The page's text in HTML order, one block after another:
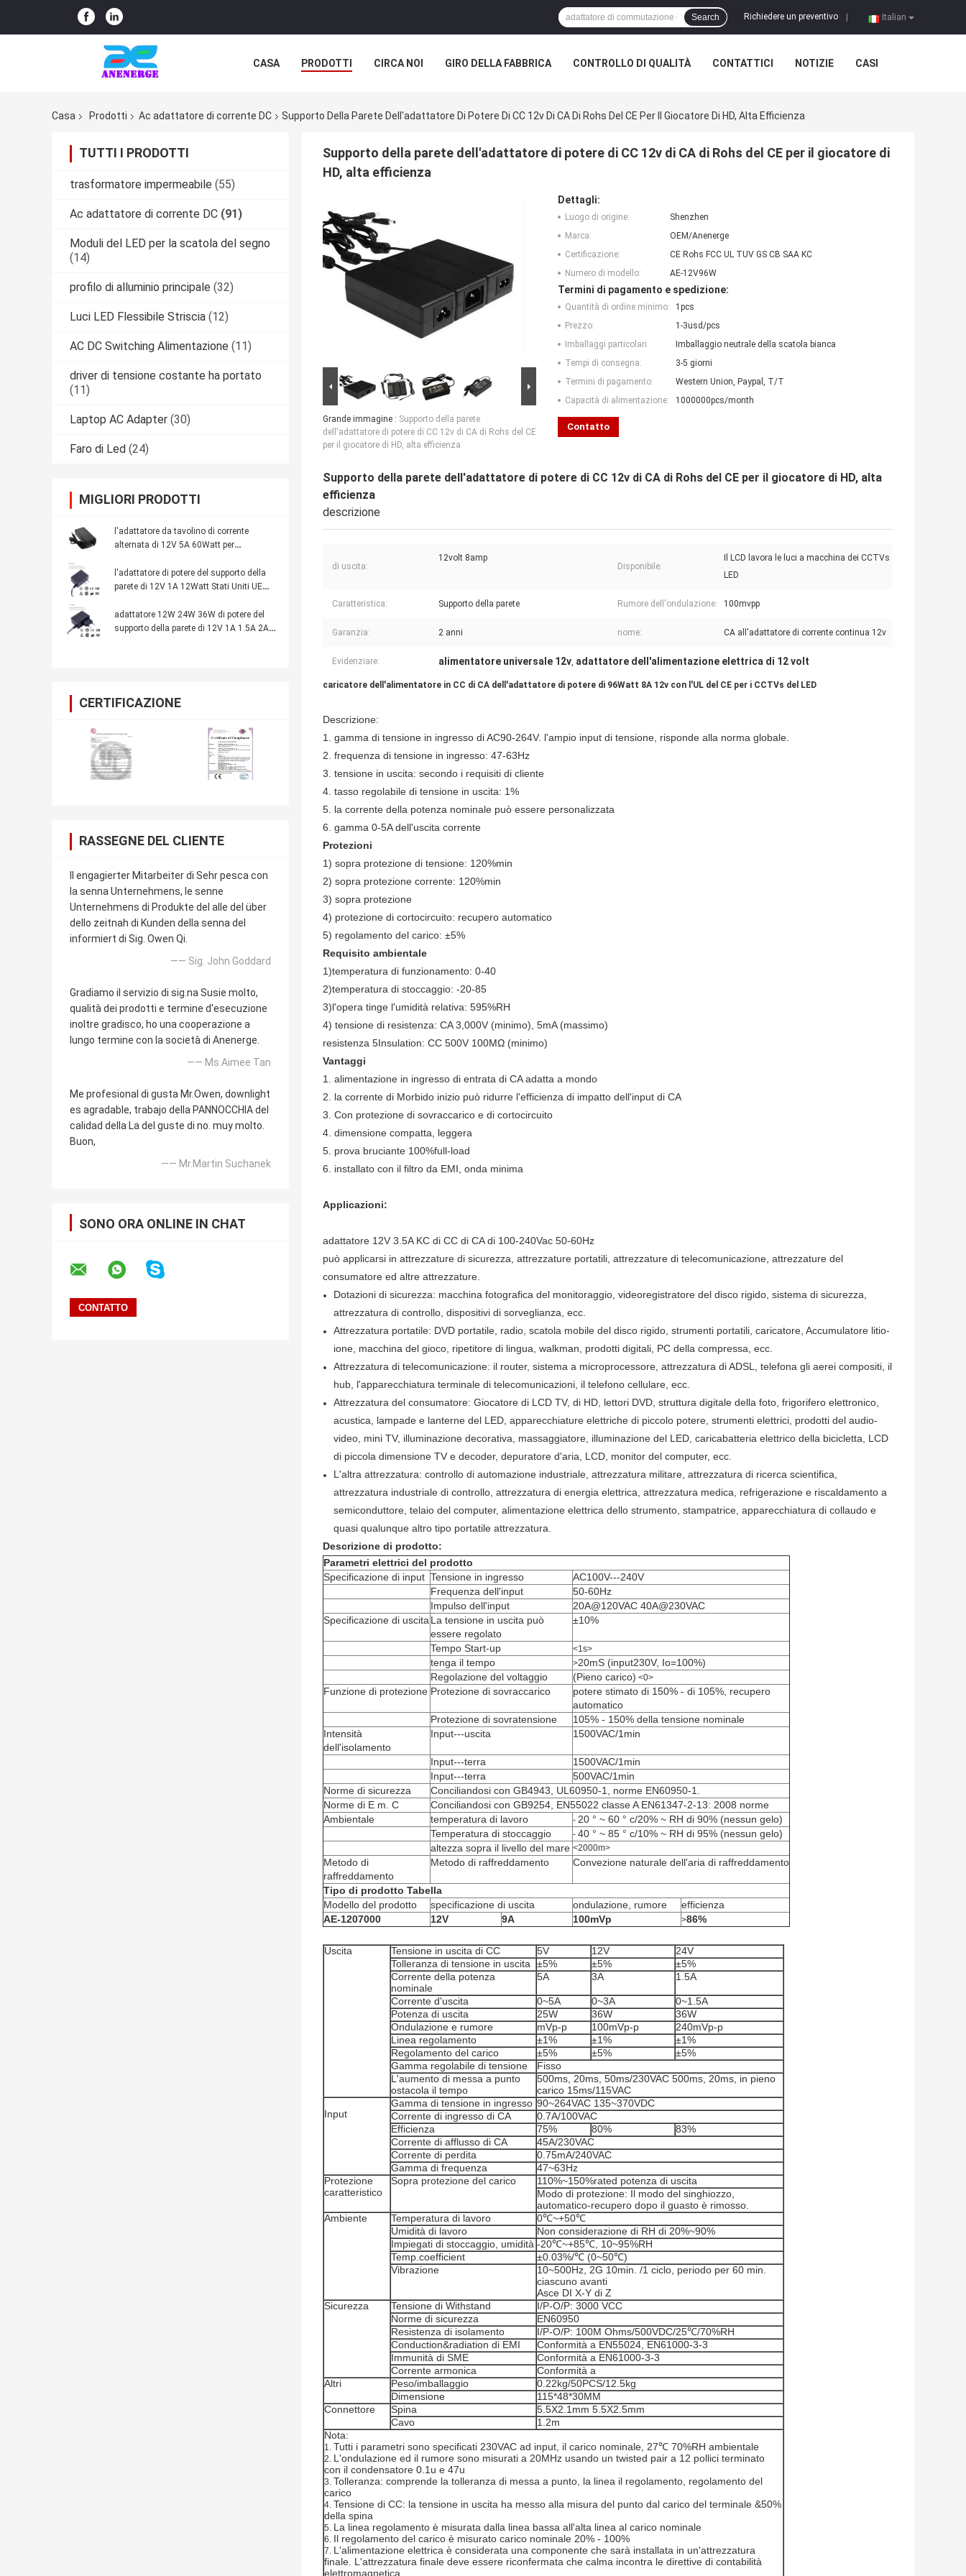
Italian
Richiedere un preventivo
Search
CASA PRODOTTI CIRCA NOI GIRO DELLA FABBRICA CONTROLLO DI QUALITÀ CONTATTICI NOTIZIE CASI
Casa Prodotti Ac adattatore di corrente DC Supporto Della Parete Dell'adattatore Di Potere Di CC 12v Di CA Di Rohs Del CE Per Il Giocatore Di HD, Alta Efficienza
TUTTI I PRODOTTI
trasformatore impermeabile (55)
Ac adattatore di corrente DC (91)
Moduli del LED per la scatola del segno
(14)
profilo di alluminio principale (32)
Luci LED Flessibile Striscia (12)
AC DC Switching Alimentazione (11)
driver di tensione costante ha portato
(11)
Laptop AC Adapter (30)
Faro di Led (24)
MIGLIORI PRODOTTI
l'adattatore da tavolino di corrente
alternata di 12V 5A 60Watt per
caricatore delle luci al neon 60Watt con
l'UL ETL GS del CE ha segnato
l'adattatore di potere del supporto della
parete di 12V 1A 12Watt Stati Uniti UE
la macchina fotografica del CCTV ha
condotto le luci al neon
adattatore 12W 24W 36W di potere del
supporto della parete di 12V 1A 1.5A 2A
CERTIFICAZIONE
RASSEGNE DEL CLIENTE
Il engagierter Mitarbeiter di Sehr pesca con
la senna Unternehmens, le senne
Unternehmens di Produkte del alle del über
dello zeitnah di Kunden della senna del
informiert di Sig. Owen Qi.
—— Sig. John Goddard
Gradiamo il servizio di sig.na Susie molto,
qualità dei prodotti e termine d'esecuzione
inoltre gradisco, ho una cooperazione a
lungo termine con la società di Anenerge.
—— Ms.Aimee Tan
Me profesional di gusta Mr.Owen, downlight
es agradable, trabajo della PANNOCCHIA del
calidad della La del guste di no. muy molto.
Buon,
—— Mr.Martin Suchanek
SONO ORA ONLINE IN CHAT
Supporto della parete dell'adattatore di potere di CC 12v di CA di Rohs del CE per il giocatore di
HD, alta efficienza
Grande immagine : Supporto della parete
dell'adattatore di potere di CC 12v di CA di Rohs del CE
per il giocatore di HD, alta efficienza
Dettagli:
Luogo di origine:
Shenzhen
Marca:
OEM/Anenerge
Certificazione:
CE Rohs FCC UL TUV GS CB SAA KC
Numero di modello:
AE-12V96W
Termini di pagamento e spedizione:
Quantità di ordine minimo:
1pcs
Prezzo:
1-3usd/pcs
Imballaggi particolari:
Imballaggio neutrale della scatola bianca
Tempi di consegna:
3-5 giorni
Termini di pagamento:
Western Union, Paypal, T/T
Capacità di alimentazione:
1000000pcs/month
Contatto
Supporto della parete dell'adattatore di potere di CC 12v di CA di Rohs del CE per il giocatore di HD, alta
efficienza
descrizione
di uscita:
12volt 8amp
Disponibile:
Il LCD lavora le luci a macchina dei CCTVs
LED
Caratteristica: Supporto della parete Rumore dell'ondulazione: 100mvpp
Garanzia: 2 anni nome: CA all'adattatore di corrente continua 12v
Evidenziare: alimentatore universale 12v, adattatore dell'alimentazione elettrica di 12 volt
caricatore dell'alimentatore in CC di CA dell'adattatore di potere di 96Watt 8A 12v con l'UL del CE per i CCTVs del LED
Descrizione:
1. gamma di tensione in ingresso di AC90-264V. l'ampio input di tensione, risponde alla norma globale.
2. frequenza di tensione in ingresso: 47-63Hz
3. tensione in uscita: secondo i requisiti di cliente
4. tasso regolabile di tensione in uscita: 1%
5. la corrente della potenza nominale può essere personalizzata
6. gamma 0-5A dell'uscita corrente
Protezioni
1) sopra protezione di tensione: 120%min
2) sopra protezione corrente: 120%min
3) sopra protezione
4) protezione di cortocircuito: recupero automatico
5) regolamento del carico: ±5%
Requisito ambientale
1)temperatura di funzionamento: 0-40
2)temperatura di stoccaggio: -20-85
3)l'opera tinge l'umidità relativa: 595%RH
4) tensione di resistenza: CA 3,000V (minimo), 5mA (massimo)
resistenza 5Insulation: CC 500V 100MΩ (minimo)
Vantaggi
1. alimentazione in ingresso di entrata di CA adatta a mondo
2. la corrente di Morbido inizio può ridurre l'efficienza di impatto dell'input di CA
3. Con protezione di sovraccarico e di cortocircuito
4. dimensione compatta, leggera
5. prova bruciante 100%full-load
6. installato con il filtro da EMI, onda minima
Applicazioni:
adattatore 12V 3.5A KC di CC di CA di 100-240Vac 50-60Hz
può applicarsi in attrezzature di sicurezza, attrezzature portatili, attrezzature di telecomunicazione, attrezzature del
consumatore ed altre attrezzature.
Dotazioni di sicurezza: macchina fotografica del monitoraggio, videoregistratore del disco rigido, sistema di sicurezza,
attrezzatura di controllo, dispositivi di sorveglianza, ecc.
Attrezzatura portatile: DVD portatile, radio, scatola mobile del disco rigido, strumenti portatili, caricatore, Accumulatore litio-
ione, macchina del gioco, ripetitore di lingua, walkman, prodotti digitali, PC della compressa, ecc.
Attrezzatura di telecomunicazione: il router, sistema a microprocessore, attrezzatura di ADSL, telefona gli aerei compositi, il
hub, l'apparecchiatura terminale di telecomunicazioni, il telefono cellulare, ecc.
Attrezzatura del consumatore: Giocatore di LCD TV, di HD, lettori DVD, struttura digitale della foto, frigorifero elettronico,
acustica, lampade e lanterne del LED, apparecchiature elettriche di piccolo potere, strumenti elettrici, prodotti del audio-
video, mini TV, illuminazione decorativa, massaggiatore, illuminazione del LED, caricabatteria elettrico della bicicletta, LCD
di piccola dimensione TV e decoder, depuratore d'aria, LCD, monitor del computer, ecc.
L'altra attrezzatura: controllo di automazione industriale, attrezzatura militare, attrezzatura di ricerca scientifica,
attrezzatura industriale di controllo, attrezzatura di energia elettrica, attrezzatura medica, refrigerazione e riscaldamento a
semiconduttore, telaio del computer, alimentazione elettrica dello strumento, stampatrice, apparecchiatura di collaudo e
quasi qualunque altro tipo portatile attrezzatura.
Descrizione di prodotto:
Parametri elettrici del prodotto
Specificazione di input Tensione in ingresso
AC100V---240V
Frequenza dell'input
50-60Hz
Impulso dell'input
20A@120VAC 40A@230VAC
Specificazione di uscitaLa tensione in uscita può
essere regolato
±10%
Tempo Start-up <1s>
tenga il tempo >20mS (input230V, Io=100%)
Regolazione del voltaggio
(Pieno carico) <0>
Funzione di protezione Protezione di sovraccarico
potere stimato di 150% - di 105%, recupero
automatico
Protezione di sovratensione
105% - 150% della tensione nominale
Intensità
dell'isolamento
Input---uscita 1500VAC/1min
Input---terra
1500VAC/1min
Input---terra
500VAC/1min
Norme di sicurezza
Conciliandosi con GB4943, UL60950-1, norme EN60950-1.
Norme di E m. C
Conciliandosi con GB9254, EN55022 classe A EN61347-2-13: 2008 norme
Ambientale
temperatura di lavoro - 20 ° ~ 60 ° c/20% ~ RH di 90% (nessun gelo)
Temperatura di stoccaggio
- 40 ° ~ 85 ° c/10% ~ RH di 95% (nessun gelo)
altezza sopra il livello del mare <2000m>
Metodo di
raffreddamento
Metodo di raffreddamento Convezione naturale dell'aria di raffreddamento
Tipo di prodotto Tabella
Modello del prodotto
specificazione di uscita ondulazione, rumore
efficienza
AE-1207000
12V 9A 100mVp >86%
Uscita Tensione in uscita di CC 5V 12V
24V
Tolleranza di tensione in uscita ±5% ±5%
±5%
Corrente della potenza
nominale
5A 3A 1.5A
Corrente d'uscita 0~5A 0~3A
0~1.5A
Potenza di uscita
25W 36W
36W
Ondulazione e rumore
mVp-p 100mVp-p
240mVp-p
Linea regolamento
±1% ±1%
±1%
Regolamento del carico
±5% ±5%
±5%
Gamma regolabile di tensione
Fisso
L'aumento di messa a punto
ostacola il tempo
500ms, 20ms, 50ms/230VAC 500ms, 20ms, in pieno
carico 15ms/115VAC
Input
Gamma di tensione in ingresso 90~264VAC 135~370VDC
Corrente di ingresso di CA
0.7A/100VAC
Efficienza
75% 80%
83%
Corrente di afflusso di CA
45A/230VAC
Corrente di perdita
0.75mA/240VAC
Gamma di frequenza
47~63Hz
Protezione
caratteristico
Sopra protezione del carico
110%~150%rated potenza di uscita
Modo di protezione: Il modo del singhiozzo,
automatico-recupero dopo il guasto è rimosso.
Ambiente
Temperatura di lavoro
0℃~+50℃
Umidità di lavoro
Non considerazione di RH di 20%~90%
Impiegati di stoccaggio, umidità -20℃~+85℃, 10~95%RH
Temp.coefficient
±0.03%/℃ (0~50℃)
Vibrazione
10~500Hz, 2G 10min. /1 ciclo, periodo per 60 min.
ciascuno avanti
Asce DI X-Y di Z
Sicurezza
Tensione di Withstand
I/P-O/P: 3000 VCC
Norme di sicurezza
EN60950
Resistenza di isolamento
I/P-O/P: 100M Ohms/500VDC/25℃/70%RH
Conduction&radiation di EMI
Conformità a EN55024, EN61000-3-3
Immunità di SME
Conformità a EN61000-3-3
Corrente armonica
Conformità a
Altri
Peso/imballaggio
0.22kg/50PCS/12.5kg
Dimensione
115*48*30MM
Connettore
Spina
5.5X2.1mm 5.5X2.5mm
Cavo
1.2m
Nota:
1. Tutti i parametri sono specificati 230VAC ad input, il carico nominale, 27℃ 70%RH ambientale
2. L'ondulazione ed il rumore sono misurati a 20MHz usando un twisted pair a 12 pollici terminato
con il condensatore 0.1u e 47u
3. Tolleranza: comprende la tolleranza di messa a punto, la linea il regolamento, regolamento del
carico
4. Tensione di CC: la tensione in uscita ha messo alla misura del punto dal carico del terminale &50%
della spina
5. La linea regolamento è misurata dalla linea bassa all'alta linea al carico nominale
6. Il regolamento del carico è misurato carico nominale 20% - 100%
7. L'alimentazione elettrica è considerata una componente che sarà installata in un'attrezzatura
finale. L'attrezzatura finale deve essere riconfermata che calma incontra le direttive di contabilità
elettromagnetica